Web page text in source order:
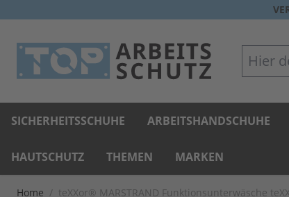
Hier
SICHERHEITSSCHUHE ARBEITSHANDSCHUHE
HAUTSCHUTZ THEMEN MARKEN
Home / teXXor® MARSTRAND Funktionsunterwäsche